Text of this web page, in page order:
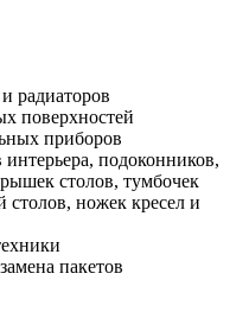
радиаторов
поверхностей
приборов
подоконников,
столов, тумбочек
столов, ножек кресел и
пакетов